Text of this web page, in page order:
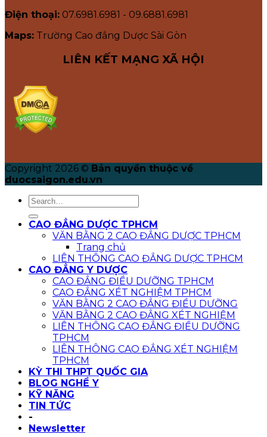
Điện thoại: 07.6981.6981 - 09.6881.6981
Maps: Trường Cao đẳng Dược Sài Gòn
LIÊN KẾT MẠNG XÃ HỘI
Copyright 2026 © Bản quyền thuộc về
duocsaigon.edu.vn
CAO ĐẲNG DƯỢC TPHCM
VĂN BẰNG 2 CAO ĐẲNG DƯỢC TPHCM
Trang chủ
LIÊN THÔNG CAO ĐẲNG DƯỢC TPHCM
CAO ĐẲNG Y DƯỢC
CAO ĐẲNG ĐIỀU DƯỠNG TPHCM
CAO ĐẲNG XÉT NGHIỆM TPHCM
VĂN BẰNG 2 CAO ĐẲNG ĐIỀU DƯỠNG
VĂN BẰNG 2 CAO ĐẲNG XÉT NGHIỆM
LIÊN THÔNG CAO ĐẲNG ĐIỀU DƯỠNG
TPHCM
LIÊN THÔNG CAO ĐẲNG XÉT NGHIỆM
TPHCM
KỲ THI THPT QUỐC GIA
BLOG NGHỀ Y
KỸ NĂNG
TIN TỨC
-
Newsletter